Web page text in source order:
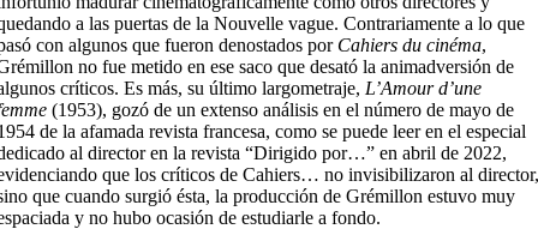
a las puertas de la Nouvelle vague. Contrariamente a lo que
con algunos que fueron denostados por Cahiers du cinéma,
no fue metido en ese saco que desató la animadversión de
críticos. Es más, su último largometraje, L’Amour d’une
(1953), gozó de un extenso análisis en el número de mayo de
de la afamada revista francesa, como se puede leer en el especial
al director en la revista “Dirigido por…” en abril de 2022,
que los críticos de Cahiers… no invisibilizaron al
que cuando surgió ésta, la producción de Grémillon estuvo muy
y no hubo ocasión de estudiarle a fondo.